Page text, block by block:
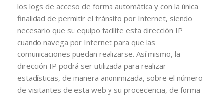
los logs de acceso de forma automática y con la única
finalidad de permitir el tránsito por Internet, siendo
necesario que su equipo facilite esta dirección IP
cuando navega por Internet para que las
comunicaciones puedan realizarse. Así mismo, la
dirección IP podrá ser utilizada para realizar
estadísticas, de manera anonimizada, sobre el número
de visitantes de esta web y su procedencia, de forma